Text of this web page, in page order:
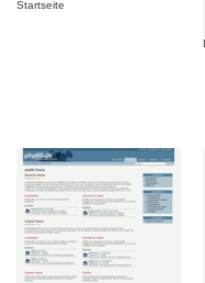
Startseite